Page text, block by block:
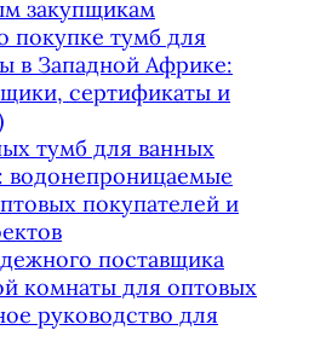
закупщикам
покупке тумб для
в Западной Африке:
сертификаты и
тумб для ванных
водонепроницаемые
покупателей и
поставщика
комнаты для оптовых
руководство для